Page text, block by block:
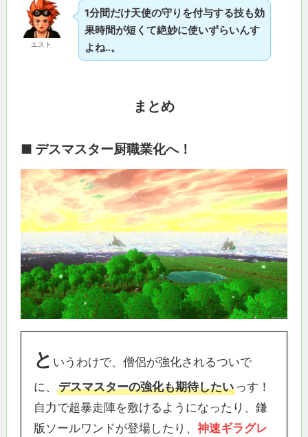
エスト
1分間だけ天使の守りを付与する技も効
果時間が短くて絶妙に使いずらいんす
よね‥。
まとめ
■ デスマスター厨職業化へ！
と いうわけで、僧侶が強化されるついで
に、 デスマスターの強化も期待したいっす！
自力で超暴走陣を敷けるようになったり、鎌
版ソールワンドが登場したり、 神速ギラグレ